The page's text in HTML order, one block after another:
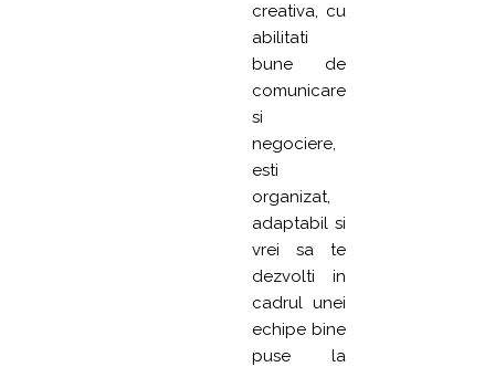
creativa, cu
abilitati
bune de
comunicare
si
negociere,
esti
organizat,
adaptabil si
vrei sa te
dezvolti in
cadrul unei
echipe bine
puse la